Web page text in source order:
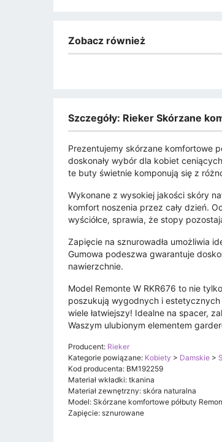
Zobacz również
Szczegóły: Rieker Skórzane
Prezentujemy skórzane komfortowe
doskonały wybór dla kobiet
te buty świetnie komponują się z
Wykonane z wysokiej jakości skóry
komfort noszenia przez cały dzień.
wyściółce, sprawia, że stopy
Zapięcie na sznurowadła umożliwia
Gumowa podeszwa gwarantuje
nawierzchnie.
Model Remonte W RKR676 to nie
poszukują wygodnych i
wiele łatwiejszy! Idealne na spacer,
Waszym ulubionym elementem
Producent: Rieker
Kategorie powiązane: Kobiety > Damskie >
Kod producenta: BM192259
Materiał wkładki: tkanina
Materiał zewnętrzny: skóra naturalna
Model: Skórzane komfortowe półbuty
Zapięcie: sznurowane